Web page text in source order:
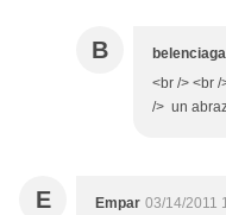
B belenciaga
<br /> <br
/> un
E Empar 03/14/2011